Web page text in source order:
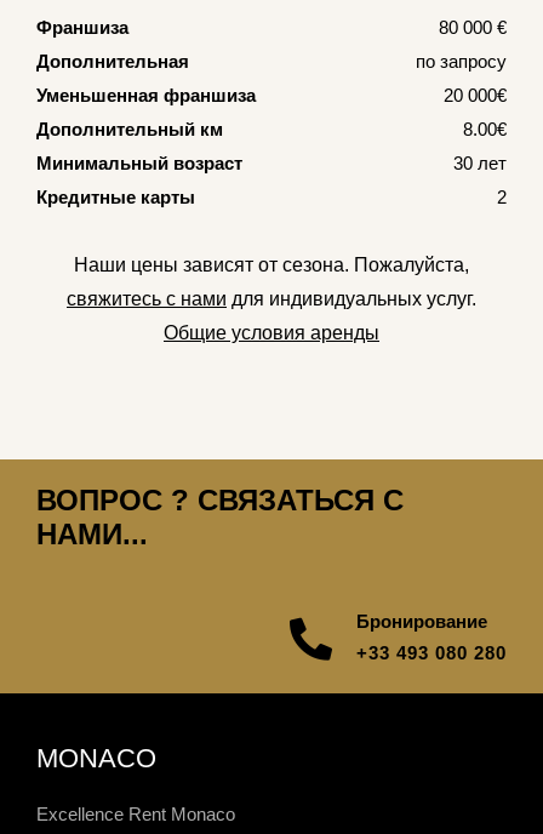
Франшиза
80 000 €
Дополнительная
по запросу
Уменьшенная франшиза
20 000€
Дополнительный км
8.00€
Минимальный возраст
30 лет
Кредитные карты
2
Наши цены зависят от сезона. Пожалуйста,
свяжитесь с нами для индивидуальных услуг.
Общие условия аренды
ВОПРОС ? СВЯЗАТЬСЯ С
НАМИ...
Бронирование
+33 493 080 280
MONACO
Excellence Rent Monaco